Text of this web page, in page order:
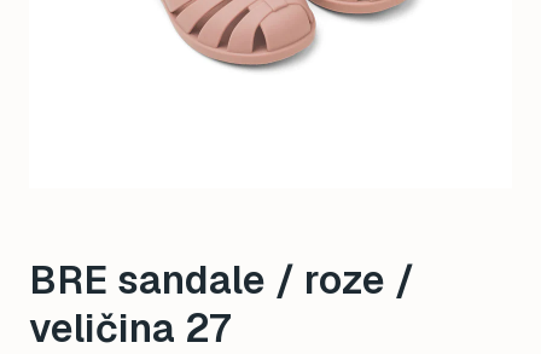
BRE sandale / roze /
veličina 27